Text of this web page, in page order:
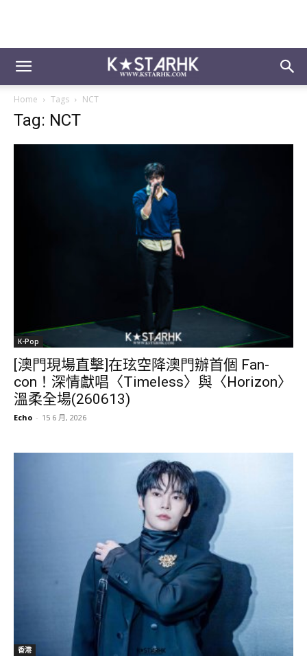
Home Tags NCT
Tag: NCT
K-Pop
[澳門現場直擊]在玹空降澳門辦首個 Fan-
con！深情獻唱〈Timeless〉與〈Horizon〉
溫柔全場(260613)
Echo - 15 6 月, 2026
香港